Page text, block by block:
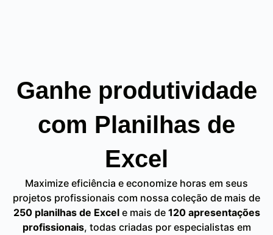
Ganhe produtividade
com Planilhas de
Excel
Maximize eficiência e economize horas em seus
projetos profissionais com nossa coleção de mais de
250 planilhas de Excele mais de 120 apresentações
profissionais, todas criadas por especialistas em